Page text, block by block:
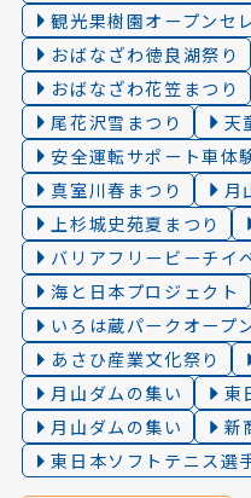
観光果樹園オープンセ
おばなざわ徳良湖祭り
おばなざわ花笠まつり
尾花沢雪まつり
天
安全運転サポート車体
真室川春まつり
月
上杉城史苑夏まつり
バリアフリービーチイ
海と日本プロジェクト
いろは蔵パークオープ
あさひ産業文化祭り
月山ダムの集い
東
月山ダムの集い
新
東日本ソフトテニス選